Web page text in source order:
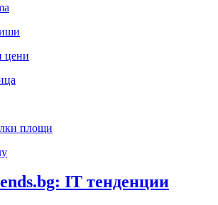
цени
площи
IT тенденции